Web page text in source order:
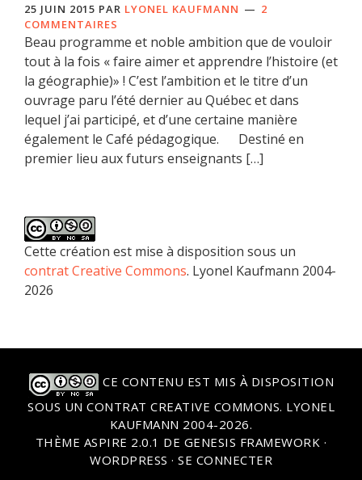
25 JUIN 2015 PAR LYONEL KAUFMANN
2
COMMENTAIRES
Beau programme et noble ambition que de vouloir
tout à la fois « faire aimer et apprendre l’histoire (et
la géographie)» ! C’est l’ambition et le titre d’un
ouvrage paru l’été dernier au Québec et dans
lequel j’ai participé, et d’une certaine manière
également le Café pédagogique. Destiné en
premier lieu aux futurs enseignants […]
Cette création est mise à disposition sous un
contrat Creative Commons. Lyonel Kaufmann 2004-
2026
CE CONTENU EST MIS À DISPOSITION
SOUS UN CONTRAT CREATIVE COMMONS. LYONEL
KAUFMANN 2004-2026.
THÈME ASPIRE 2.0.1 DE GENESIS FRAMEWORK ·
WORDPRESS · SE CONNECTER